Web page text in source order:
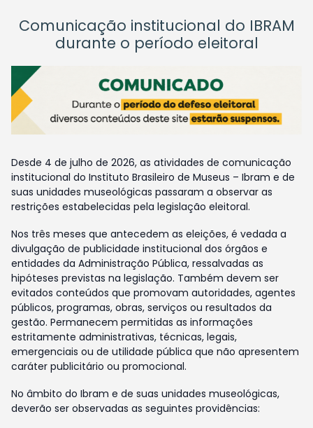
Comunicação institucional do IBRAM
durante o período eleitoral
Desde 4 de julho de 2026, as atividades de comunicação
institucional do Instituto Brasileiro de Museus – Ibram e de
suas unidades museológicas passaram a observar as
restrições estabelecidas pela legislação eleitoral.
Nos três meses que antecedem as eleições, é vedada a
divulgação de publicidade institucional dos órgãos e
entidades da Administração Pública, ressalvadas as
hipóteses previstas na legislação. Também devem ser
evitados conteúdos que promovam autoridades, agentes
públicos, programas, obras, serviços ou resultados da
gestão. Permanecem permitidas as informações
estritamente administrativas, técnicas, legais,
emergenciais ou de utilidade pública que não apresentem
caráter publicitário ou promocional.
No âmbito do Ibram e de suas unidades museológicas,
deverão ser observadas as seguintes providências: